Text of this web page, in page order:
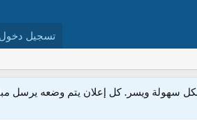
تسجيل دخول
سهولة ويسر. كل إعلان يتم وضعه يرسل